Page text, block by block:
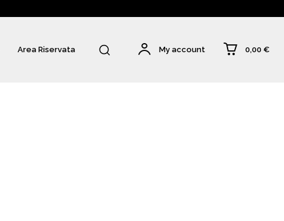
Area Riservata My account 0,00 €